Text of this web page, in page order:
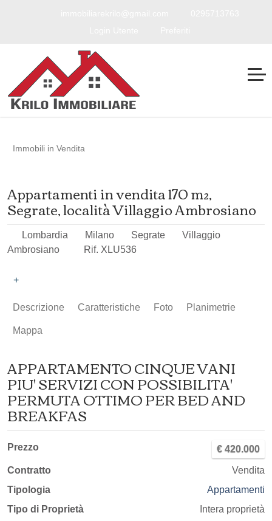
Immobili in Vendita
Appartamenti in vendita 170 m²,
Segrate, località Villaggio Ambrosiano
Lombardia Milano Segrate
Villaggio
Ambrosiano
Rif. XLU536
+
Descrizione Caratteristiche Foto Planimetrie
Mappa
APPARTAMENTO CINQUE VANI
PIU' SERVIZI CON POSSIBILITA'
PERMUTA OTTIMO PER BED AND
BREAKFAS
Prezzo € 420.000
Contratto
Vendita
Tipologia
Appartamenti
Tipo di Proprietà
Intera proprietà